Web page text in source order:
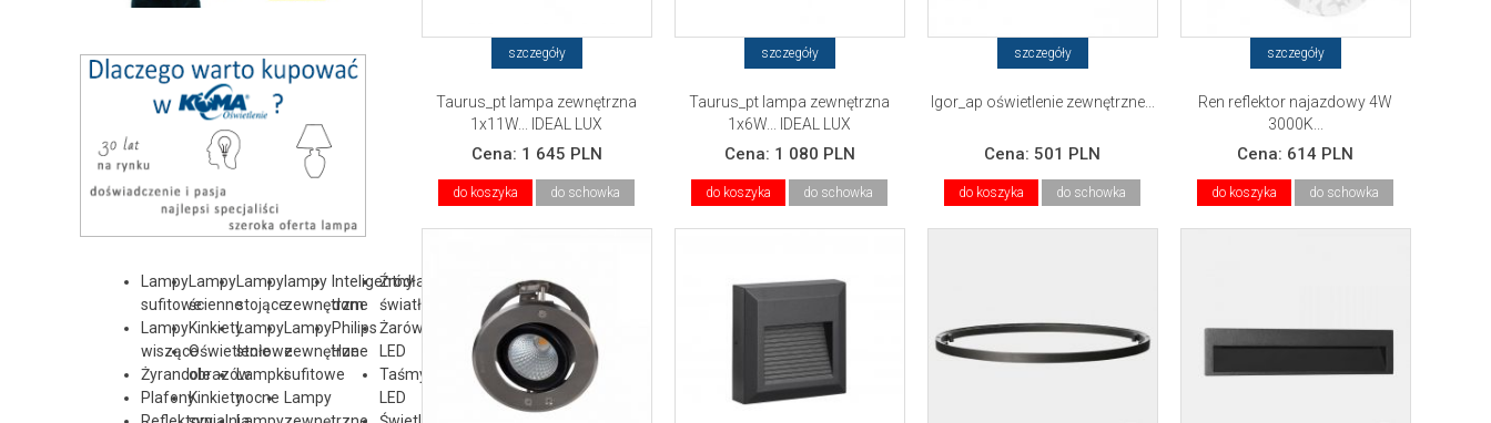
Lampy
sufitowe
Lampy
wiszące
Żyrandole
Plafony
Lampy
ścienne
Kinkiety
Oświetlenie
obrazów
Kinkiety
Lampy
stojące
Lampy
stołowe
Lampki
nocne
lampy
zewnętrzne
Lampy
zewnętrzne
sufitowe
Lampy
Inteligentny
dom
Philips
Hue
Źródła
światła
Żarówki
LED
Taśmy
LED
szczegóły
Taurus_pt lampa zewnętrzna
1x11W... IDEAL LUX
Cena: 1 645 PLN
do koszyka do schowka
szczegóły
Taurus_pt lampa zewnętrzna
1x6W... IDEAL LUX
Cena: 1 080 PLN
do koszyka do schowka
szczegóły
Igor_ap oświetlenie zewnętrzne...
Cena: 501 PLN
do koszyka do schowka
szczegóły
Ren reflektor najazdowy 4W
3000K...
Cena: 614 PLN
do koszyka do schowka